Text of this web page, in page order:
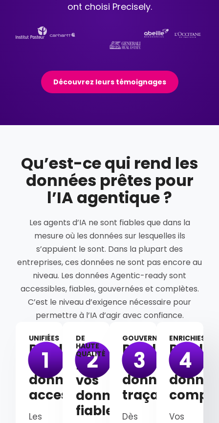
ont choisi Precisely.
Découvrez leurs témoignages
Qu’est-ce qui rend les
données prêtes pour
l’IA agentique ?
Les agents d’IA ne sont fiables que dans la
mesure où les données sur lesquelles ils
s’appuient le sont. Dans la plupart des
entreprises, ces données ne sont pas encore au
niveau. Les données Agentic-ready sont
accessibles, fiables, gouvernées et complètes.
C’est le niveau d’exigence nécessaire pour
permettre à l’IA d’agir avec confiance.
UNIFIÉES
Rendez
vos
données
accessibles
Les
DE
HAUTE
QUALITÉ
Rendez
vos
données
fiables
GOUVERNÉES
Rendez
vos
données
traçables
Dès
ENRICHIES
Rendez
vos
Vos